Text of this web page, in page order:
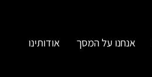
אנחנו על המסך אודותינו